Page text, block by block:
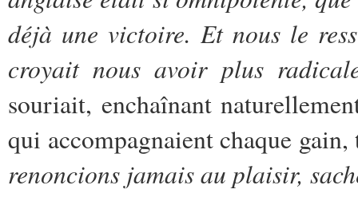
déjà une victoire. Et nous le
croyait nous avoir plus
souriait, enchaînant
qui accompagnaient chaque
renoncions jamais au plaisir,